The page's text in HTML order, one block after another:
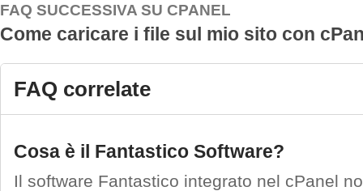
FAQ SUCCESSIVA SU CPANEL
Come caricare i file sul mio sito con
FAQ correlate
Cosa è il Fantastico Software?
Il software Fantastico integrato nel cPanel